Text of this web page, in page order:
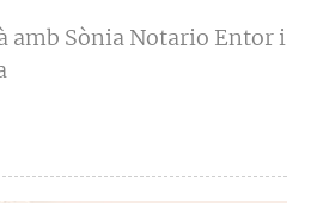
amb Sònia Notario Entor i